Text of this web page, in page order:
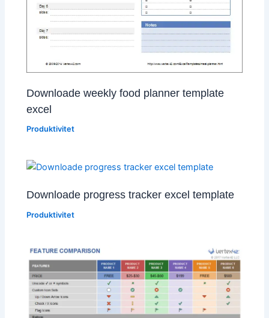
Downloade weekly food planner template
excel
Produktivitet
Downloade progress tracker excel template
Produktivitet